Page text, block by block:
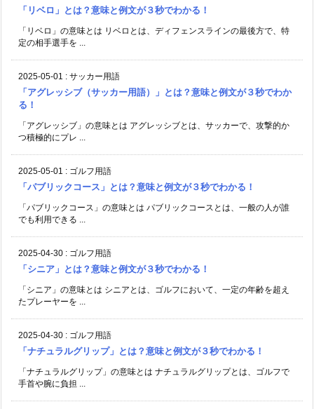
「リベロ」とは？意味と例文が３秒でわかる！
「リベロ」の意味とは リベロとは、ディフェンスラインの最後方で、特
定の相手選手を ...
2025-05-01 : サッカー用語
「アグレッシブ（サッカー用語）」とは？意味と例文が３秒でわか
る！
「アグレッシブ」の意味とは アグレッシブとは、サッカーで、攻撃的か
つ積極的にプレ ...
2025-05-01 : ゴルフ用語
「パブリックコース」とは？意味と例文が３秒でわかる！
「パブリックコース」の意味とは パブリックコースとは、一般の人が誰
でも利用できる ...
2025-04-30 : ゴルフ用語
「シニア」とは？意味と例文が３秒でわかる！
「シニア」の意味とは シニアとは、ゴルフにおいて、一定の年齢を超え
たプレーヤーを ...
2025-04-30 : ゴルフ用語
「ナチュラルグリップ」とは？意味と例文が３秒でわかる！
「ナチュラルグリップ」の意味とは ナチュラルグリップとは、ゴルフで
手首や腕に負担 ...